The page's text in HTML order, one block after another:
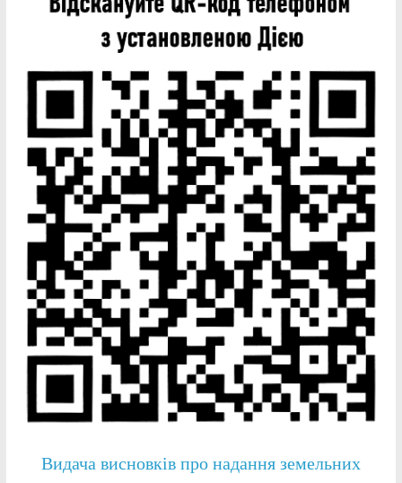
Видача висновків про надання земельних